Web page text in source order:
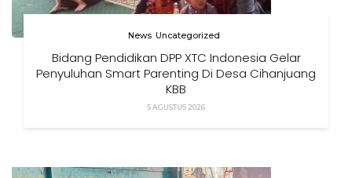
News Uncategorized
Bidang Pendidikan DPP XTC Indonesia Gelar
Penyuluhan Smart Parenting Di Desa Cihanjuang
KBB
5 AGUSTUS 2026